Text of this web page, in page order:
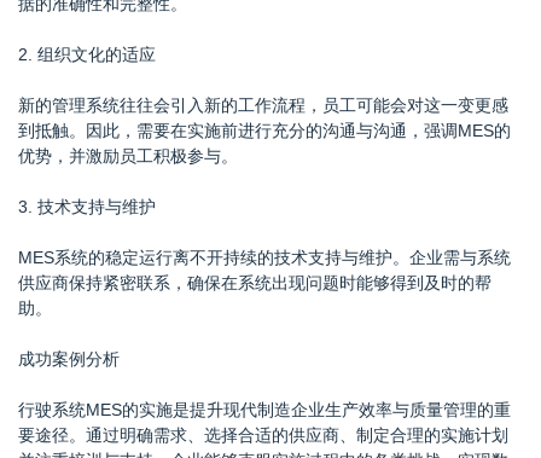
2. 组织文化的适应
新的管理系统往往会引入新的工作流程，员工可能会对这一变更感
到抵触。因此，需要在实施前进行充分的沟通与沟通，强调MES的
优势，并激励员工积极参与。
3. 技术支持与维护
MES系统的稳定运行离不开持续的技术支持与维护。企业需与系统
供应商保持紧密联系，确保在系统出现问题时能够得到及时的帮
助。
成功案例分析
行驶系统MES的实施是提升现代制造企业生产效率与质量管理的重
要途径。通过明确需求、选择合适的供应商、制定合理的实施计划